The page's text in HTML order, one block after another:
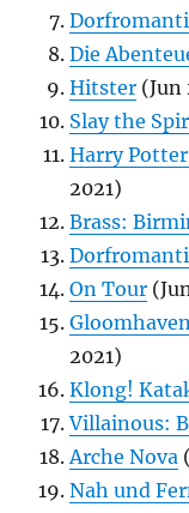
Die
Hitster (Jun
Slay the
Harry
2021)
Brass:
On Tour
2021)
Klong!
Villainous:
Arche Nova
Nah und